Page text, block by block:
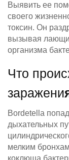
Выявить ее
своего
токсин. Он
вызывая
организма
Что
заражени
Bordetella
дыхательных
мелким
коклюша